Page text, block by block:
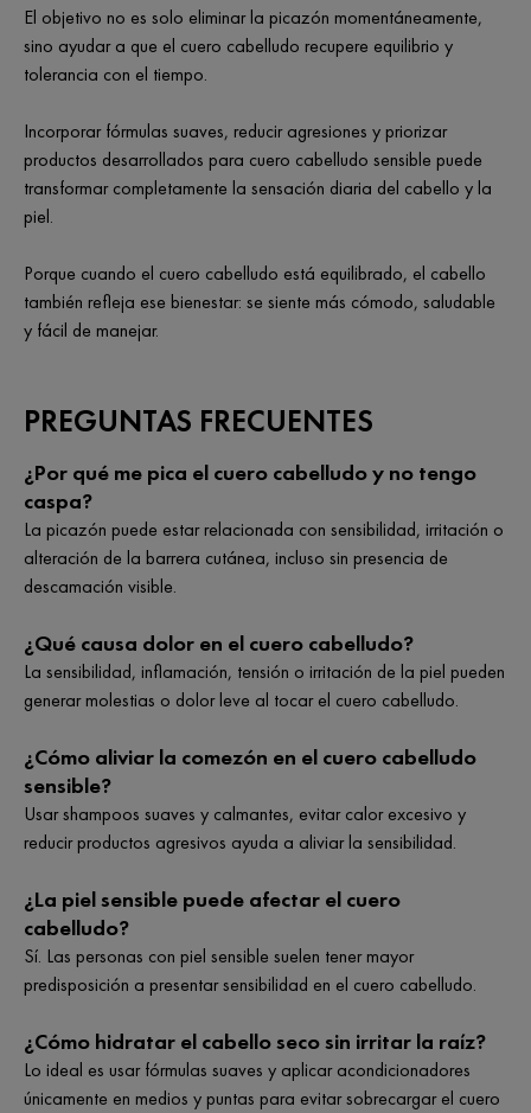
El objetivo no es solo eliminar la picazón momentáneamente,
sino ayudar a que el cuero cabelludo recupere equilibrio y
tolerancia con el tiempo.
Incorporar fórmulas suaves, reducir agresiones y priorizar
productos desarrollados para cuero cabelludo sensible puede
transformar completamente la sensación diaria del cabello y la
piel.
Porque cuando el cuero cabelludo está equilibrado, el cabello
también refleja ese bienestar: se siente más cómodo, saludable
y fácil de manejar.
PREGUNTAS FRECUENTES
¿Por qué me pica el cuero cabelludo y no tengo
caspa?
La picazón puede estar relacionada con sensibilidad, irritación o
alteración de la barrera cutánea, incluso sin presencia de
descamación visible.
¿Qué causa dolor en el cuero cabelludo?
La sensibilidad, inflamación, tensión o irritación de la piel pueden
generar molestias o dolor leve al tocar el cuero cabelludo.
¿Cómo aliviar la comezón en el cuero cabelludo
sensible?
Usar shampoos suaves y calmantes, evitar calor excesivo y
reducir productos agresivos ayuda a aliviar la sensibilidad.
¿La piel sensible puede afectar el cuero
cabelludo?
Sí. Las personas con piel sensible suelen tener mayor
predisposición a presentar sensibilidad en el cuero cabelludo.
¿Cómo hidratar el cabello seco sin irritar la raíz?
Lo ideal es usar fórmulas suaves y aplicar acondicionadores
únicamente en medios y puntas para evitar sobrecargar el cuero